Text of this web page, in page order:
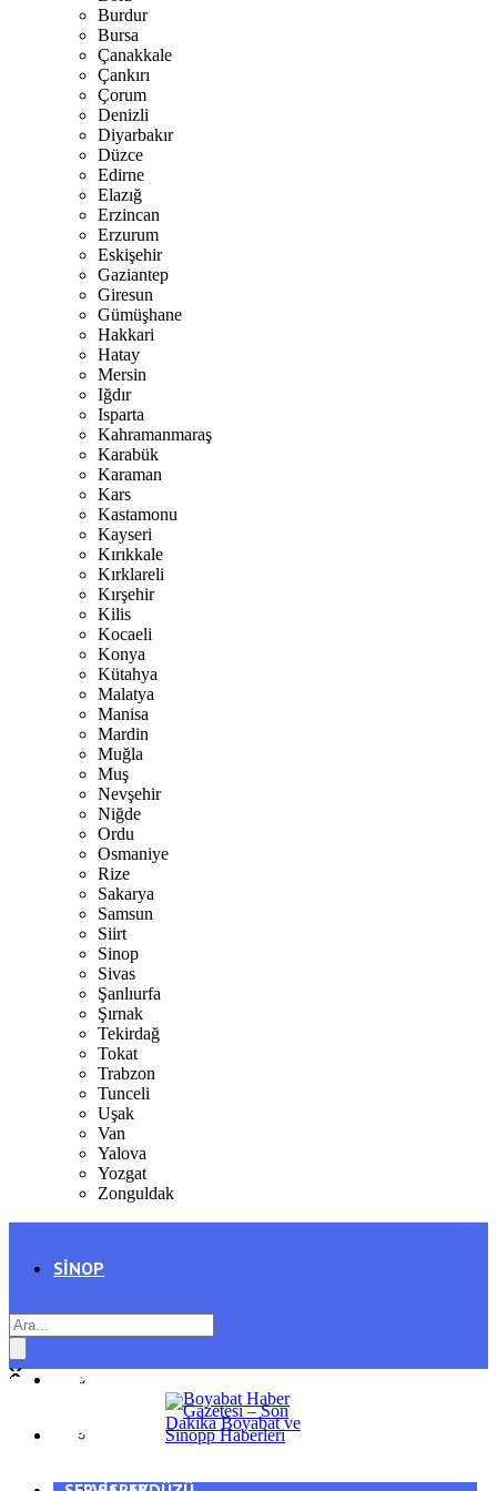
Burdur
Bursa
Çanakkale
Çankırı
Çorum
Denizli
Diyarbakır
Düzce
Edirne
Elazığ
Erzincan
Erzurum
Eskişehir
Gaziantep
Giresun
Gümüşhane
Hakkari
Hatay
Mersin
Iğdır
Isparta
Kahramanmaraş
Karabük
Karaman
Kars
Kastamonu
Kayseri
Kırıkkale
Kırklareli
Kırşehir
Kilis
Kocaeli
Konya
Kütahya
Malatya
Manisa
Mardin
Muğla
Muş
Nevşehir
Niğde
Ordu
Osmaniye
Rize
Sakarya
Samsun
Siirt
Sinop
Sivas
Şanlıurfa
Şırnak
Tekirdağ
Tokat
Trabzon
Tunceli
Uşak
Van
Yalova
Yozgat
Zonguldak
SINOP
AYANCIK
GENEL
SPOR